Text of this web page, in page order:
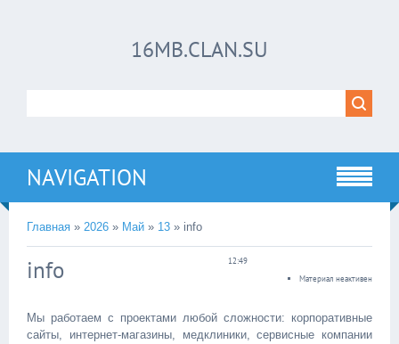
16MB.CLAN.SU
NAVIGATION
Главная » 2026 » Май » 13 » info
12:49
Материал неактивен
info
Мы работаем с проектами любой сложности: корпоративные
сайты, интернет-магазины, медклиники, сервисные компании